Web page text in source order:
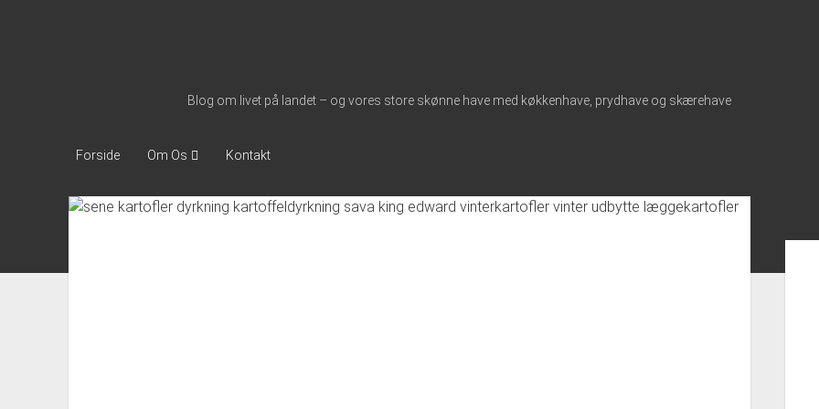
Blog om livet på landet – og vores store skønne have med køkkenhave, prydhave og skærehave
Forside Om Os Kontakt
meny